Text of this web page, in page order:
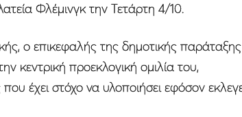
Φλέμινγκ την Τετάρτη 4/10.
ο επικεφαλής της δημοτικής παράταξης
κεντρική προεκλογική ομιλία του,
έχει στόχο να υλοποιήσει εφόσον